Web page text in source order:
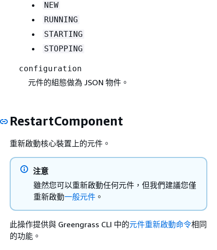
NEW
RUNNING
STARTING
STOPPING
configuration
元件的組態做為 JSON 物件。
RestartComponent
重新啟動核心裝置上的元件。
注意
雖然您可以重新啟動任何元件，但我們建議您僅
重新啟動一般元件 。
此操作提供與 Greengrass CLI 中的元件重新啟動命令相同
的功能。